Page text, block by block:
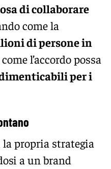
di collaborare
come la
di persone in
come l’accordo possa
per i
la propria strategia
a un brand